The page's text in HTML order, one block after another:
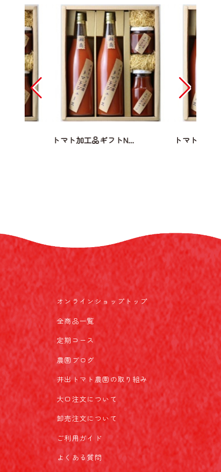
トマト加工品ギフトN... トマト加工
オンラインショップトップ
全商品一覧
定期コース
農園ブログ
井出トマト農園の取り組み
大口注文について
卸売注文について
ご利用ガイド
よくある質問